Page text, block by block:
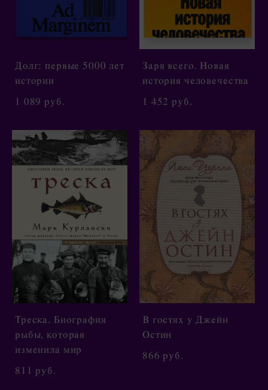
Долг: первые 5000 лет
истории
1 089 pуб.
Заря всего. Новая
история человечества
1 452 pуб.
Треска. Биография
рыбы, которая
изменила мир
811 pуб.
В гостях у Джейн
Остин
866 pуб.